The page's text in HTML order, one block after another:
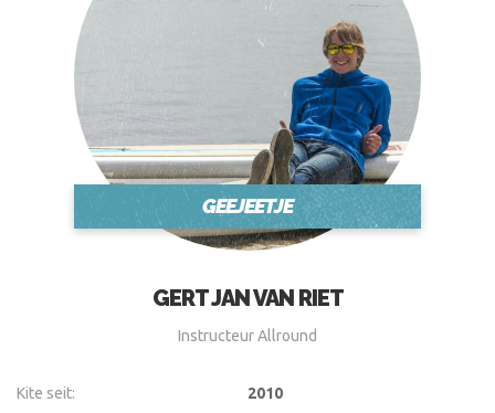
GEEJEETJE
GERT JAN VAN RIET
Instructeur Allround
Kite seit: 2010